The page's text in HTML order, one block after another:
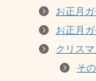
お正月
お正月
クリス
そ